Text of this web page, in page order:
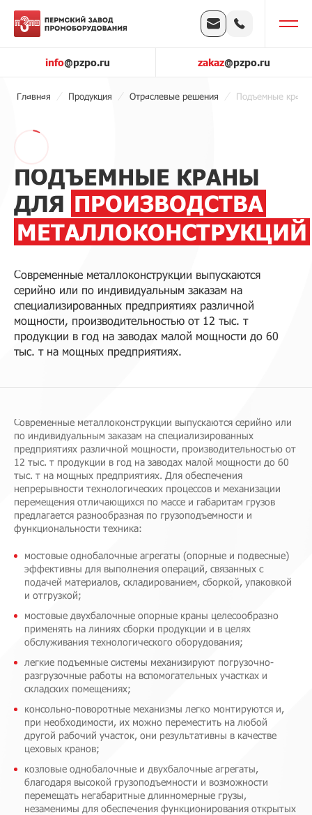
info@pzpo.ru zakaz@pzpo.ru
Главная Продукция Отраслевые решения Подъемные краны
ПОДЪЕМНЫЕ КРАНЫ
ДЛЯ ПРОИЗВОДСТВА
МЕТАЛЛОКОНСТРУКЦИЙ
Современные металлоконструкции выпускаются
серийно или по индивидуальным заказам на
специализированных предприятиях различной
мощности, производительностью от 12 тыс. т
продукции в год на заводах малой мощности до 60
тыс. т на мощных предприятиях.
Современные металлоконструкции выпускаются серийно или
по индивидуальным заказам на специализированных
предприятиях различной мощности, производительностью от
12 тыс. т продукции в год на заводах малой мощности до 60
тыс. т на мощных предприятиях. Для обеспечения
непрерывности технологических процессов и механизации
перемещения отличающихся по массе и габаритам грузов
предлагается разнообразная по грузоподъемности и
функциональности техника:
мостовые однобалочные агрегаты (опорные и подвесные)
эффективны для выполнения операций, связанных с
подачей материалов, складированием, сборкой, упаковкой
и отгрузкой;
мостовые двухбалочные опорные краны целесообразно
применять на линиях сборки продукции и в целях
обслуживания технологического оборудования;
легкие подъемные системы механизируют погрузочно-
разгрузочные работы на вспомогательных участках и
складских помещениях;
консольно-поворотные механизмы легко монтируются и,
при необходимости, их можно переместить на любой
другой рабочий участок, они результативны в качестве
цеховых кранов;
козловые однобалочные и двухбалочные агрегаты,
благодаря высокой грузоподъемности и возможности
перемещать негабаритные длинномерные грузы,
незаменимы для обеспечения функционирования открытых